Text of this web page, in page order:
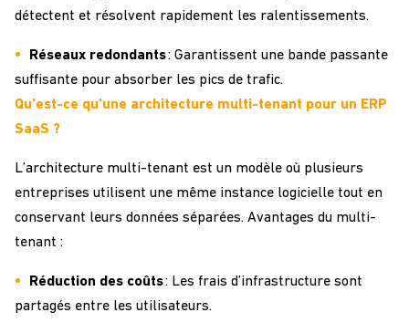
détectent et résolvent rapidement les ralentissements.
Réseaux redondants: Garantissent une bande passante
suffisante pour absorber les pics de trafic.
Qu’est-ce qu’une architecture multi-tenant pour un ERP
SaaS ?
L’architecture multi-tenant est un modèle où plusieurs
entreprises utilisent une même instance logicielle tout en
conservant leurs données séparées. Avantages du multi-
tenant :
Réduction des coûts: Les frais d’infrastructure sont
partagés entre les utilisateurs.